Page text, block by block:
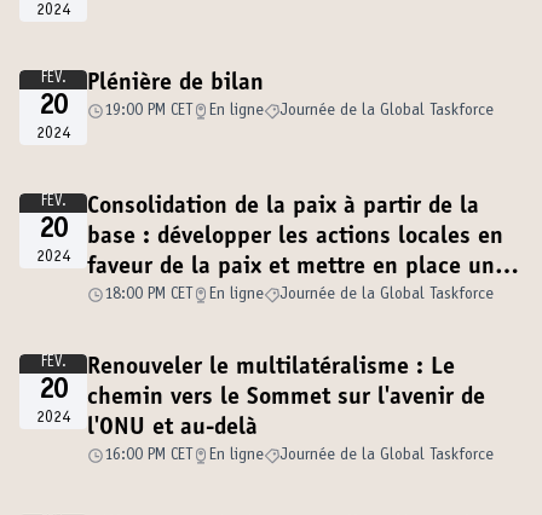
2024
FÉV.
20
2024
Plénière de bilan
19:00 PM CET En ligne Journée de la Global Taskforce
FÉV.
20
2024
Consolidation de la paix à partir de la
base : développer les actions locales en
faveur de la paix et mettre en place une
gouvernance solide
18:00 PM CET En ligne Journée de la Global Taskforce
FÉV.
20
2024
Renouveler le multilatéralisme : Le
chemin vers le Sommet sur l'avenir de
l'ONU et au-delà
16:00 PM CET En ligne Journée de la Global Taskforce